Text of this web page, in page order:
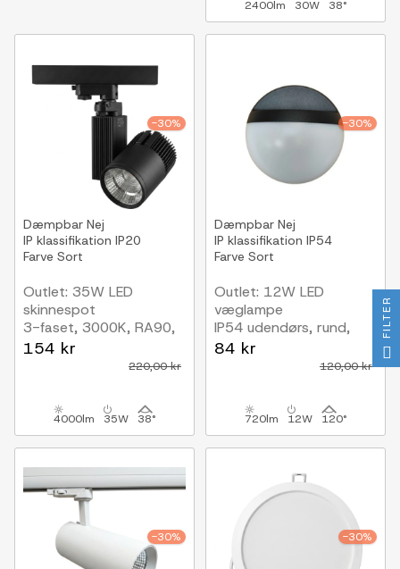
2400lm 30W 38°
-30%
Dæmpbar Nej
IP klassifikation IP20
Farve Sort
Outlet: 35W LED
skinnespot
3-faset, 3000K, RA90,
sort
154 kr
220,00 kr
4000lm 35W 38°
-30%
Dæmpbar Nej
IP klassifikation IP54
Farve Sort
Outlet: 12W LED
væglampe
IP54 udendørs, rund,
sort, inkl. lyskilde
84 kr
120,00 kr
720lm 12W 120°
-30% -30%
FILTER